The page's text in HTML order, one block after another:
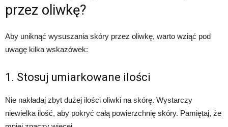
przez oliwkę?
Aby uniknąć wysuszania skóry przez oliwkę, warto wziąć pod
uwagę kilka wskazówek:
1. Stosuj umiarkowane ilości
Nie nakładaj zbyt dużej ilości oliwki na skórę. Wystarczy
niewielka ilość, aby pokryć całą powierzchnię skóry. Pamiętaj, że